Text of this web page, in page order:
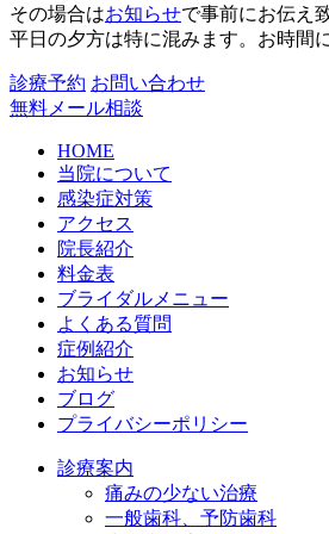
その場合はお知らせで事前にお伝え
平日の夕方は特に混みます。お時間
診療予約 お問い合わせ
無料メール相談
HOME
当院について
感染症対策
アクセス
院長紹介
料金表
ブライダルメニュー
よくある質問
症例紹介
お知らせ
ブログ
プライバシーポリシー
診療案内
痛みの少ない治療
一般歯科、予防歯科